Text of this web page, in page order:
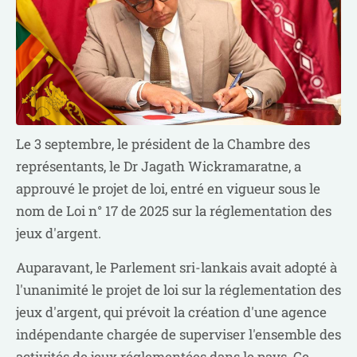
Le 3 septembre, le président de la Chambre des
représentants, le Dr Jagath Wickramaratne, a
approuvé le projet de loi, entré en vigueur sous le
nom de Loi n° 17 de 2025 sur la réglementation des
jeux d'argent.
Auparavant, le Parlement sri-lankais avait adopté à
l'unanimité le projet de loi sur la réglementation des
jeux d'argent, qui prévoit la création d'une agence
indépendante chargée de superviser l'ensemble des